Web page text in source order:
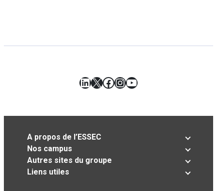
LinkedIn
X Facebook
Instagram
YouTube
A propos de l’ESSEC
Nos campus
Autres sites du groupe
Liens utiles